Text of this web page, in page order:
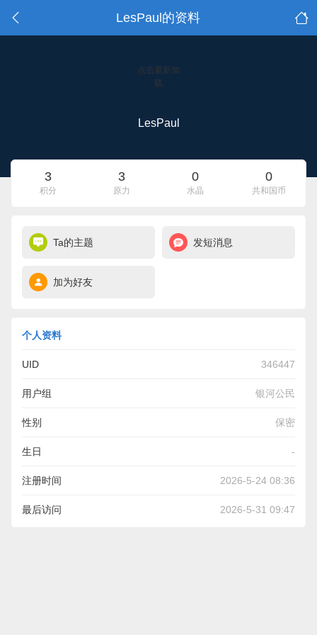
LesPaul的资料
点击重新加
载
LesPaul
3
积分
3
原力
0
水晶
0
共和国币
Ta的主题 发短消息
加为好友
个人资料
UID 346447
用户组 银河公民
性别 保密
生日 -
注册时间 2026-5-24 08:36
最后访问 2026-5-31 09:47